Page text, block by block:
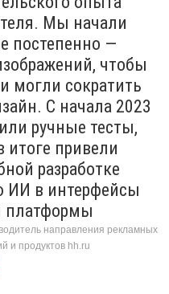
Мы начали
постепенно —
чтобы
могли сократить
С начала 2023
ручные тесты,
итоге привели
разработке
ИИ в интерфейсы
платформы
направления рекламных
и продуктов hh.ru